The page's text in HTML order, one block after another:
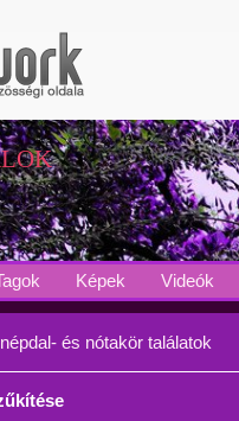
Képek Videók
és nótakör találatok